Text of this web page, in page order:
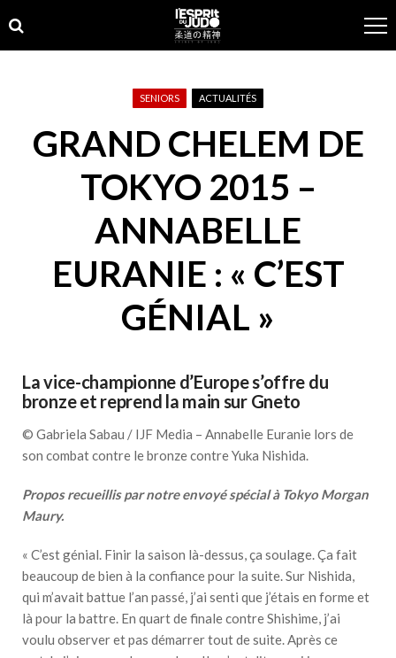
to
navigation
to
content
SENIORS ACTUALITÉS
GRAND CHELEM DE
TOKYO 2015 –
ANNABELLE
EURANIE : « C’EST
GÉNIAL »
La vice-championne d’Europe s’offre du
bronze et reprend la main sur Gneto
© Gabriela Sabau / IJF Media – Annabelle Euranie lors de
son combat contre le bronze contre Yuka Nishida.
Propos recueillis par notre envoyé spécial à Tokyo Morgan
Maury.
« C’est génial. Finir la saison là-dessus, ça soulage. Ça fait
beaucoup de bien à la confiance pour la suite. Sur Nishida,
qui m’avait battue l’an passé, j’ai senti que j’étais en forme et
là pour la battre. En quart de finale contre Shishime, j’ai
voulu observer et pas démarrer tout de suite. Après ce